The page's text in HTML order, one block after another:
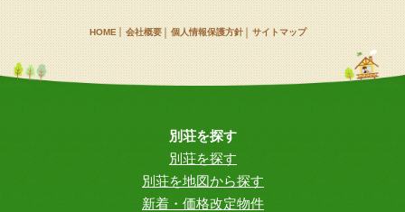
HOME 会社概要 個人情報保護方針 サイトマップ
別荘を探す
別荘を探す
別荘を地図から探す
新着・価格改定物件